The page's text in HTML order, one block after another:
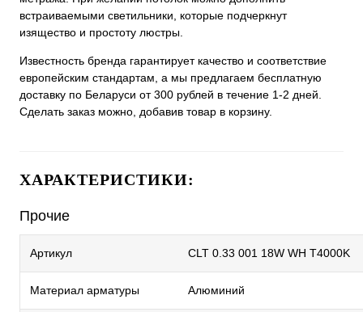
встраиваемыми светильники, которые подчеркнут
изящество и простоту люстры.
Известность бренда гарантирует качество и соответствие
европейским стандартам, а мы предлагаем бесплатную
доставку по Беларуси от 300 рублей в течение 1-2 дней.
Сделать заказ можно, добавив товар в корзину.
ХАРАКТЕРИСТИКИ:
Прочие
Артикул CLT 0.33 001 18W WH T4000K
Материал арматуры Алюминий